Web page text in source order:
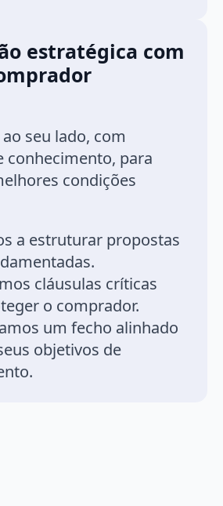
estratégica com
seu lado, com
conhecimento, para
condições
a estruturar propostas
cláusulas críticas
o comprador.
um fecho alinhado
objetivos de